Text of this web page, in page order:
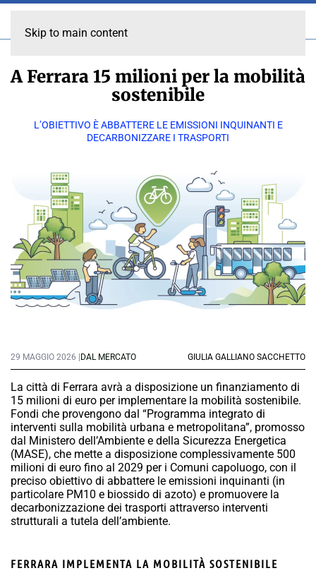
Skip to main content
A Ferrara 15 milioni per la mobilità
sostenibile
L’OBIETTIVO È ABBATTERE LE EMISSIONI INQUINANTI E
DECARBONIZZARE I TRASPORTI
29 MAGGIO 2026 | DAL MERCATO GIULIA GALLIANO SACCHETTO
La città di Ferrara avrà a disposizione un finanziamento di
15 milioni di euro per implementare la mobilità sostenibile.
Fondi che provengono dal “Programma integrato di
interventi sulla mobilità urbana e metropolitana”, promosso
dal Ministero dell’Ambiente e della Sicurezza Energetica
(MASE), che mette a disposizione complessivamente 500
milioni di euro fino al 2029 per i Comuni capoluogo, con il
preciso obiettivo di abbattere le emissioni inquinanti (in
particolare PM10 e biossido di azoto) e promuovere la
decarbonizzazione dei trasporti attraverso interventi
strutturali a tutela dell’ambiente.
FERRARA IMPLEMENTA LA MOBILITÀ SOSTENIBILE